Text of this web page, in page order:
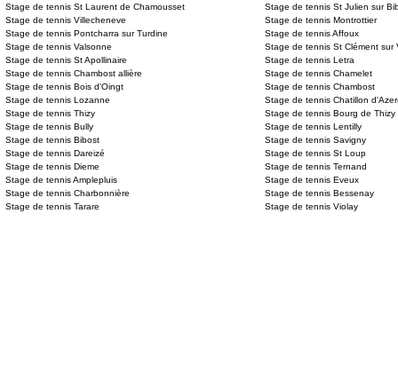
Stage de tennis St Laurent de Chamousset
Stage de tennis St Julien sur
Stage de tennis Villecheneve
Stage de tennis Montrottier
Stage de tennis Pontcharra sur Turdine
Stage de tennis Affoux
Stage de tennis Valsonne
Stage de tennis St Clément sur
Stage de tennis St Apollinaire
Stage de tennis Letra
Stage de tennis Chambost allière
Stage de tennis Chamelet
Stage de tennis Bois d'Oingt
Stage de tennis Chambost
Stage de tennis Lozanne
Stage de tennis Chatillon
Stage de tennis Thizy
Stage de tennis Bourg de Thizy
Stage de tennis Bully
Stage de tennis Lentilly
Stage de tennis Bibost
Stage de tennis Savigny
Stage de tennis Dareizé
Stage de tennis St Loup
Stage de tennis Dieme
Stage de tennis Ternand
Stage de tennis Amplepluis
Stage de tennis Eveux
Stage de tennis Charbonnière
Stage de tennis Bessenay
Stage de tennis Tarare
Stage de tennis Violay